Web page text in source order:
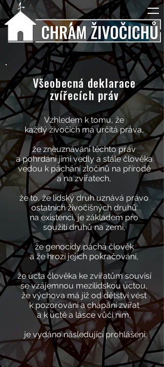
Všeobecná deklarace
zvířecích práv
Vzhledem k tomu, že
každý živočich má určitá práva,
že zneuznávání těchto práv
a pohrdání jimi vedly a stále člověka
vedou k páchánízločinů na přírodě
a na zvířatech,
že to, že lidský druh uznává právo
ostatních živočišných druhů
na existenci, je základem pro
soužití druhů na zemi,
že genocidy páchá člověk
aže hrozí jejich pokračování,
že úcta člověka ke zvířatům souvisí
se vzájemnou mezilidskou úctou,
že výchova má již od dětství vést
k pozorování a chápání zvířat
a k úctě a lásce vůči nim,
je vydáno následující prohlášení: